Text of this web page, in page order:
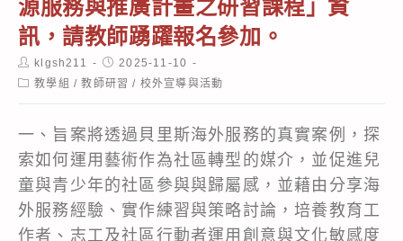
源服務與推廣計畫之研習課程」資
訊，請教師踴躍報名參加。
Post
author:
klgsh211
Post
published:
2025-11-10
Post教學組 / 教師研習 / 校外宣導與活動
一、旨案將透過貝里斯海外服務的真實案例，探
索如何運用藝術作為社區轉型的媒介，並促進兒
童與青少年的社區參與與歸屬感，並藉由分享海
外服務經驗、實作練習與策略討論，培養教育工
作者、志工及社區行動者運用創意與文化敏感度